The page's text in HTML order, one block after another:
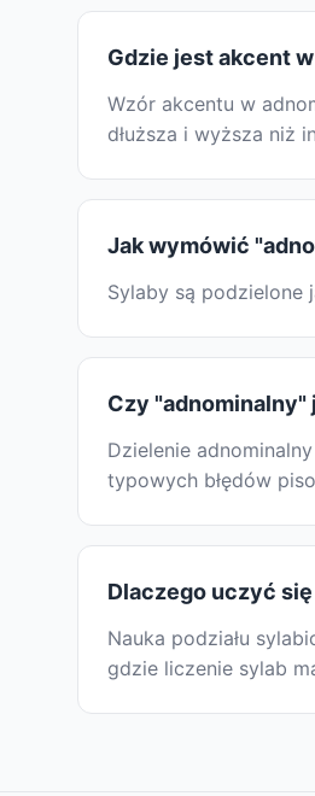
Gdzie jest akcent
Wzór akcentu w
dłuższa i wyższa niż
Jak wymówić
Sylaby są podzielone
Czy "adnominalny"
Dzielenie
typowych błędów
Dlaczego uczyć
Nauka podziału
gdzie liczenie sylab